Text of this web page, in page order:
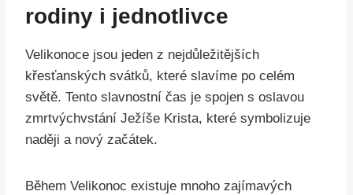
rodiny i jednotlivce
Velikonoce jsou jeden z nejdůležitějších
křesťanských svátků, které slavíme po celém
světě. Tento slavnostní čas je spojen s oslavou
zmrtvýchvstání Ježíše Krista, které symbolizuje
naději a nový začátek.
Během Velikonoc existuje mnoho zajímavých